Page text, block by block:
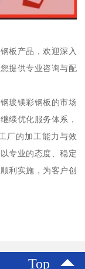
板产品，欢迎深入
提供专业咨询与配
玻镁彩钢板的市场
续优化服务体系，
厂的加工能力与效
专业的态度、稳定
利实施，为客户创
Top